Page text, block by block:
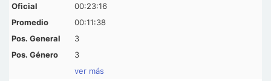
00:23:16
00:11:38
3
3
ver más